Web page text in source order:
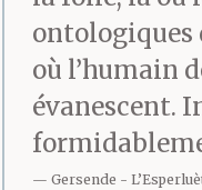
ontologiques
où l’humain
évanescent.
Gersende